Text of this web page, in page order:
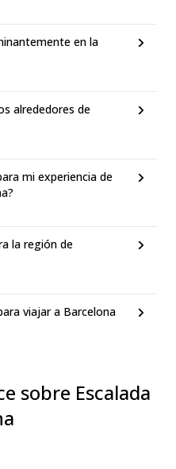
en la
alrededores de
mi experiencia de
la región de
viajar a Barcelona
sobre Escalada